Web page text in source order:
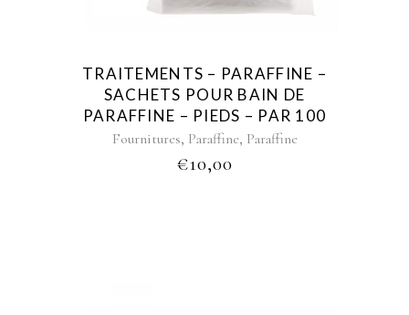
TRAITEMENTS – PARAFFINE –
SACHETS POUR BAIN DE
PARAFFINE – PIEDS – PAR 100
Fournitures, Paraffine, Paraffine
€10,00